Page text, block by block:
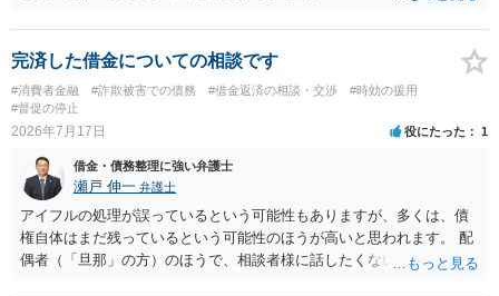
完済した借金についての相談です
#消費者金融 #詐欺被害での債務 #借金返済の相談・交渉
#時効の援用
#督促の停止
2026年7月17日 役にたった 1
借金・債務整理に強い弁護士
瀬戸 伸一 弁護士
アイフルの処理が誤っているという可能性もありますが、多くは、債
権自体はまだ残っているという可能性のほうが高いと思われます。 配
偶者（「旦那」の方）のほうで、相談者様に話したくない事情等もあ